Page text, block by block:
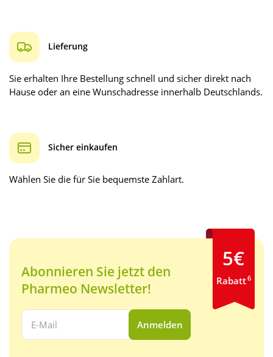
Lieferung
Sie erhalten Ihre Bestellung schnell und sicher direkt nach
Hause oder an eine Wunschadresse innerhalb Deutschlands.
Sicher einkaufen
Wählen Sie die für Sie bequemste Zahlart.
Abonnieren Sie jetzt den
Pharmeo Newsletter!
Ihre E-Mail Adresse:
Anmelden
5€
Rabatt6